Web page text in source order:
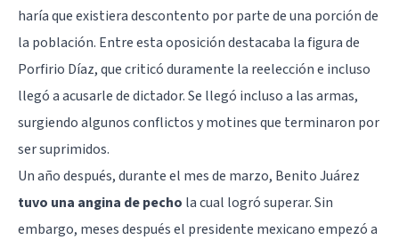
haría que existiera descontento por parte de una porción de
la población. Entre esta oposición destacaba la figura de
Porfirio Díaz, que criticó duramente la reelección e incluso
llegó a acusarle de dictador. Se llegó incluso a las armas,
surgiendo algunos conflictos y motines que terminaron por
ser suprimidos.
Un año después, durante el mes de marzo, Benito Juárez
tuvo una angina de pecho la cual logró superar. Sin
embargo, meses después el presidente mexicano empezó a